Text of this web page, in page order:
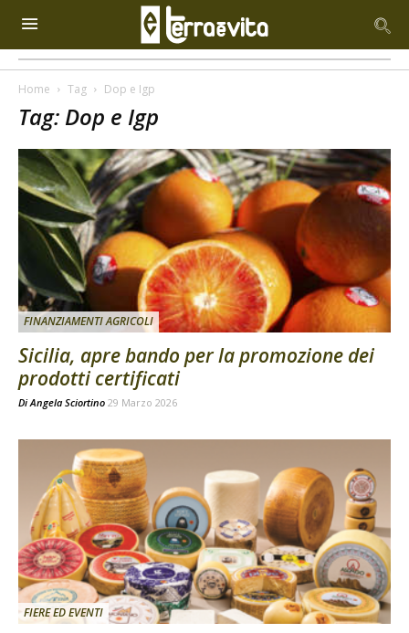
Home Tag Dop e Igp
Tag: Dop e Igp
FINANZIAMENTI AGRICOLI
Sicilia, apre bando per la promozione dei
prodotti certificati
DiAngela Sciortino 29 Marzo 2026
FIERE ED EVENTI